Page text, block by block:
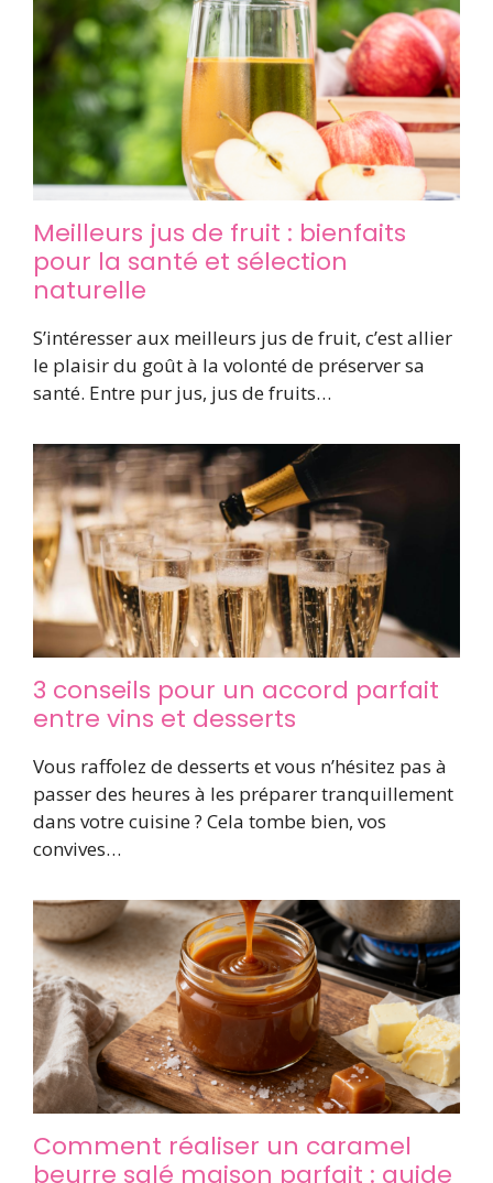
Meilleurs jus de fruit : bienfaits
pour la santé et sélection
naturelle
S’intéresser aux meilleurs jus de fruit, c’est allier
le plaisir du goût à la volonté de préserver sa
santé. Entre pur jus, jus de fruits…
3 conseils pour un accord parfait
entre vins et desserts
Vous raffolez de desserts et vous n’hésitez pas à
passer des heures à les préparer tranquillement
dans votre cuisine ? Cela tombe bien, vos
convives…
Comment réaliser un caramel
beurre salé maison parfait : guide